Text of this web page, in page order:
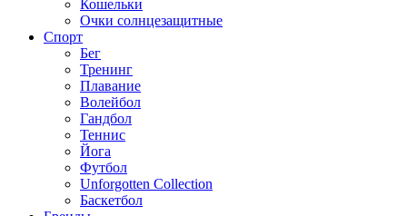
Кошельки
Очки солнцезащитные
Спорт
Бег
Тренинг
Плавание
Волейбол
Гандбол
Теннис
Йога
Футбол
Unforgotten Collection
Баскетбол